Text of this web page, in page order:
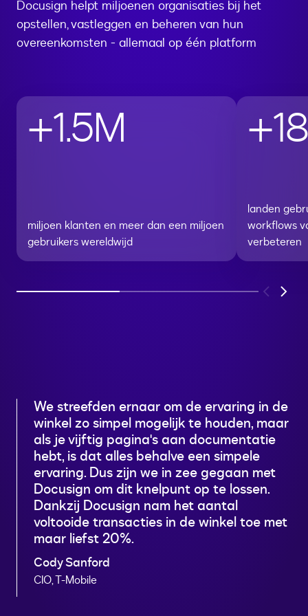
Docusign helpt miljoenen organisaties bij het
opstellen, vastleggen en beheren van hun
overeenkomsten - allemaal op één platform
+1.5M
miljoen klanten en meer dan een miljoen
gebruikers wereldwijd
landen
workflows
verbeteren
Previous
Next
We streefden ernaar om de ervaring in de
winkel zo simpel mogelijk te houden, maar
als je vijftig pagina's aan documentatie
hebt, is dat alles behalve een simpele
ervaring. Dus zijn we in zee gegaan met
Docusign om dit knelpunt op te lossen.
Dankzij Docusign nam het aantal
voltooide transacties in de winkel toe met
maar liefst 20%.
Cody Sanford
CIO, T-Mobile